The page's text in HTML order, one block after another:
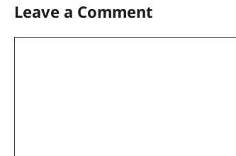
Leave a Comment